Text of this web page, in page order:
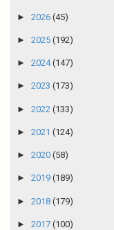
► 2026 (45)
► 2025 (192)
► 2024(147)
► 2023 (173)
► 2022 (133)
► 2021 (124)
► 2020 (58)
► 2019 (189)
► 2018 (179)
► 2017 (100)